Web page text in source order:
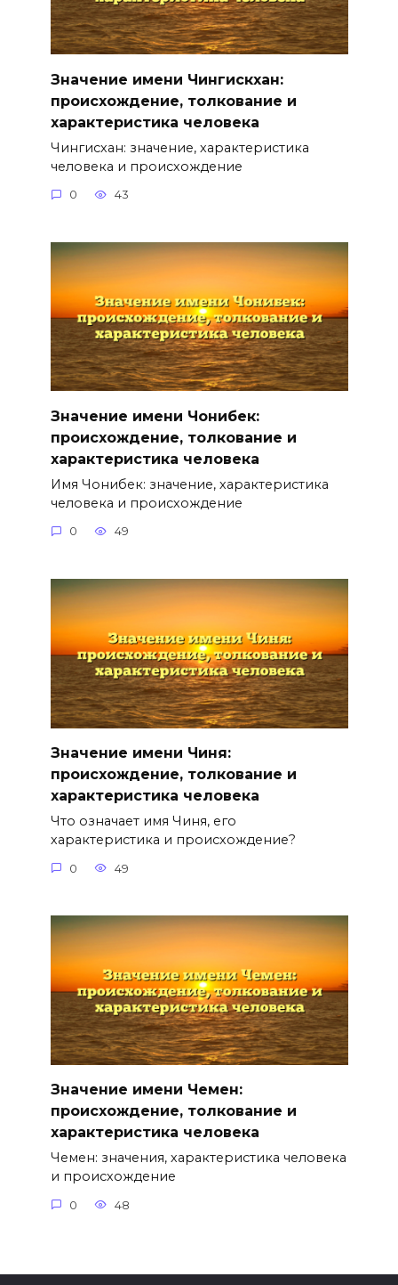
Значение имени Чингискхан:
происхождение, толкование и
характеристика человека
Чингисхан: значение, характеристика
человека и происхождение
0 43
Значение имени Чонибек:
происхождение, толкование и
характеристика человека
Имя Чонибек: значение, характеристика
человека и происхождение
0 49
Значение имени Чиня:
происхождение, толкование и
характеристика человека
Что означает имя Чиня, его
характеристика и происхождение?
0 49
Значение имени Чемен:
происхождение, толкование и
характеристика человека
Чемен: значения, характеристика человека
и происхождение
0 48